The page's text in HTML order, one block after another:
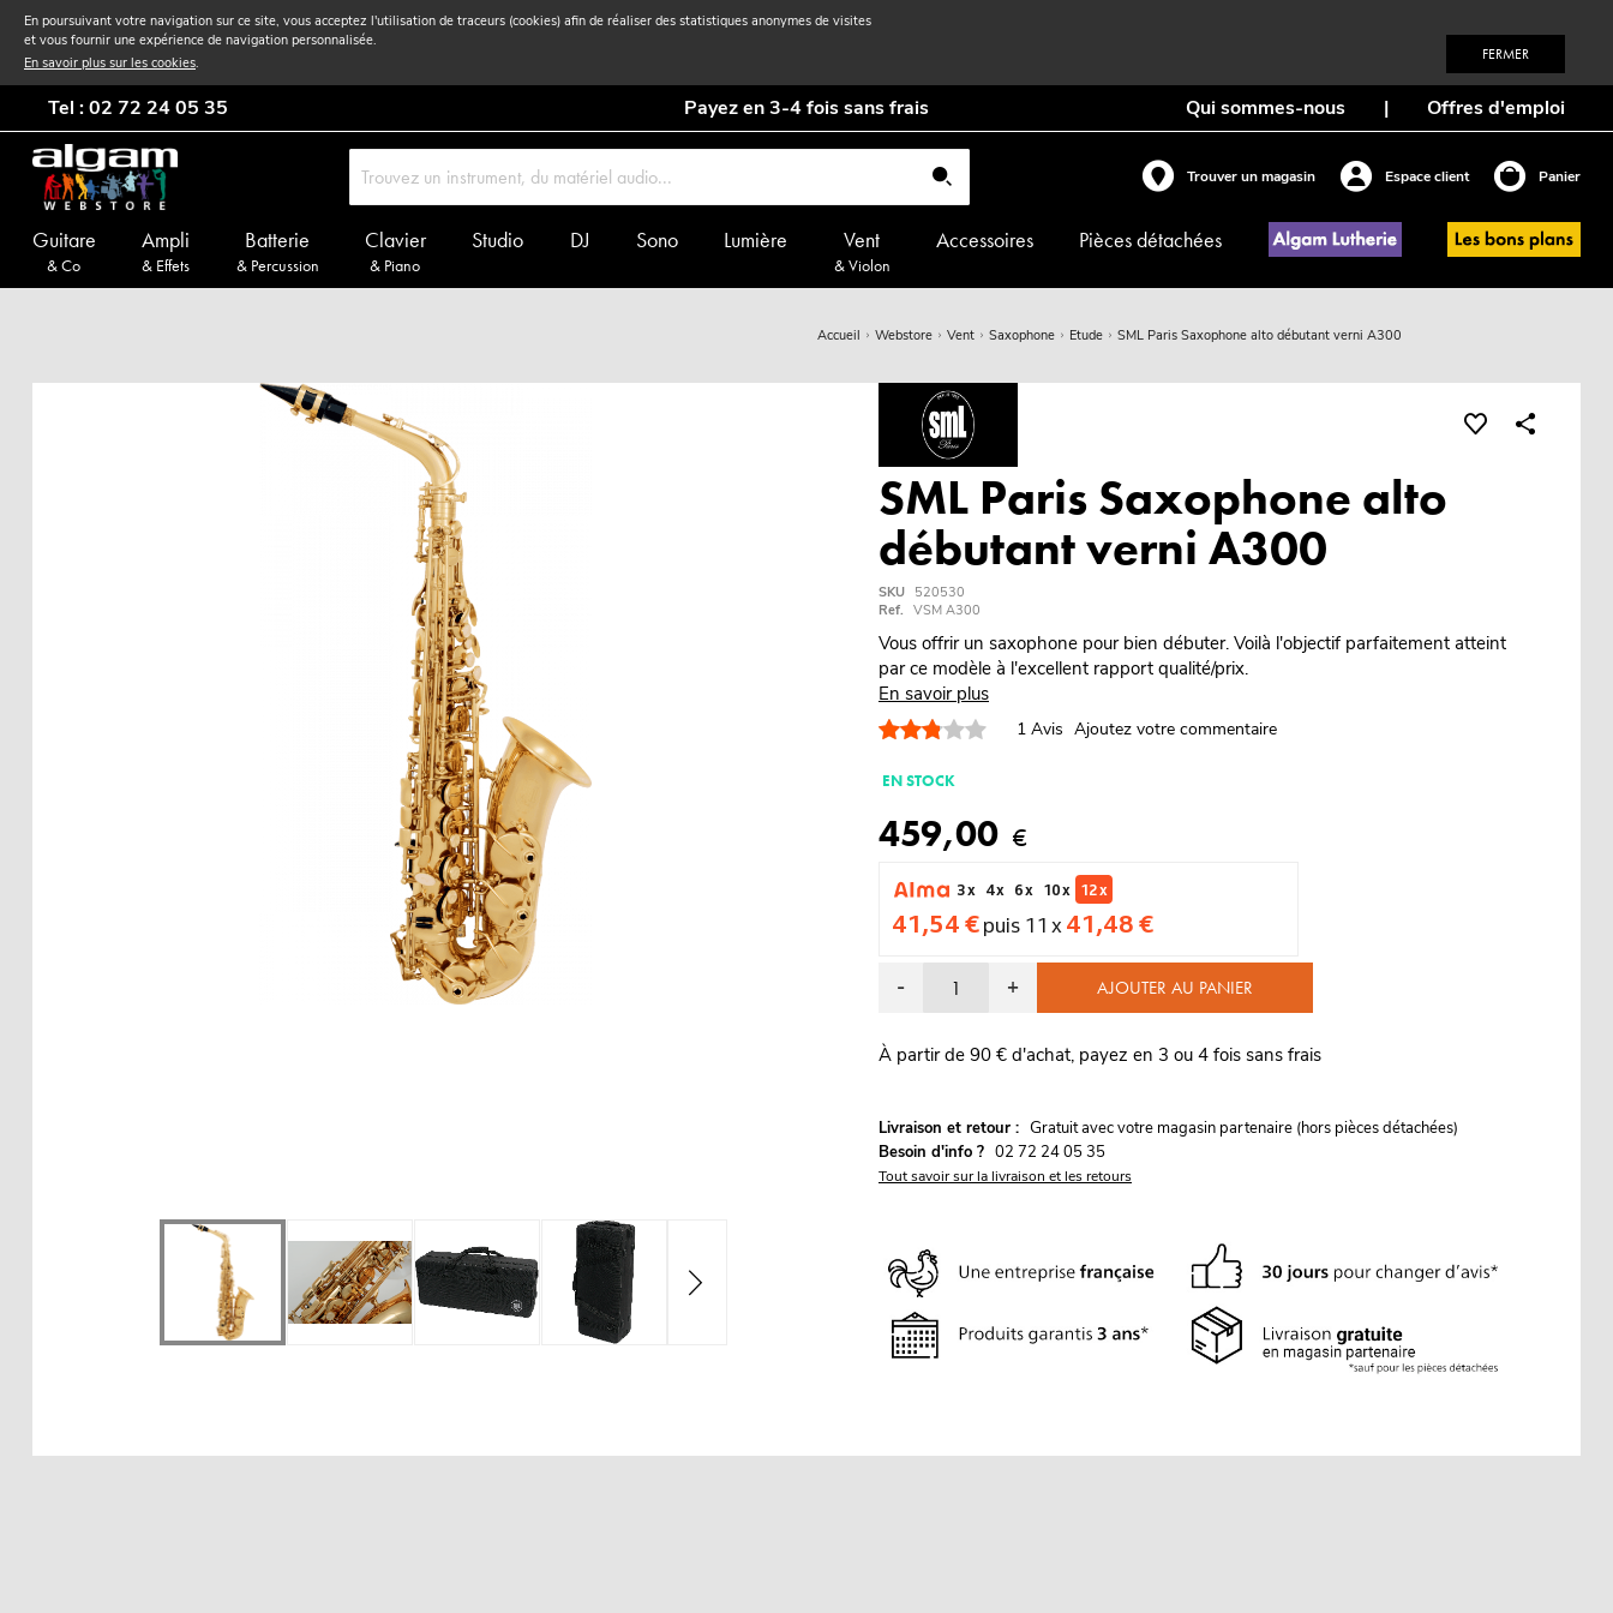
En poursuivant votre navigation sur ce site, vous acceptez l'utilisation de traceurs (cookies) afin de réaliser des statistiques anonymes de visites
et vous fournir une expérience de navigation personnalisée.
En savoir plus sur les cookies. FERMER
Tel : 02 72 24 05 35 Payez en 3-4 fois sans frais Qui sommes-nous | Offres d'emploi
Trouver un magasin Espace client Panier
Guitare
& Co
Ampli
& Effets
Batterie
& Percussion
Clavier
& Piano
Studio DJ Sono Lumière Vent
& Violon
Accessoires Pièces détachées
Accueil Webstore Vent Saxophone Etude SML Paris Saxophone alto débutant verni A300
SML Paris Saxophone alto
débutant verni A300
SKU 520530
Ref. VSM A300
Vous offrir un saxophone pour bien débuter. Voilà l'objectif parfaitement atteint
par ce modèle à l'excellent rapport qualité/prix.
En savoir plus
1 Avis Ajoutez votre commentaire
EN STOCK
459,00 €
3 x 4 x 6 x 10 x 12 x
41,54 €puis 11 x 41,48 €
- + AJOUTER AU PANIER
À partir de 90 € d'achat, payez en 3 ou 4 fois sans frais
Livraison et retour : Gratuit avec votre magasin partenaire (hors pièces détachées)
Besoin d'info ? 02 72 24 05 35
Tout savoir sur la livraison et les retours